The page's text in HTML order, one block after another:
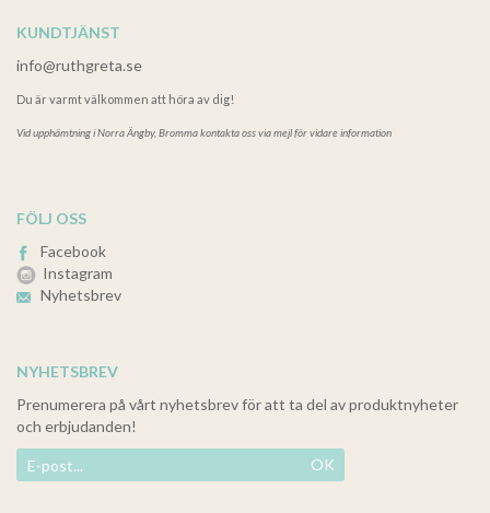
KUNDTJÄNST
info@ruthgreta.se
Du är varmt välkommen att höra av dig!
Vid upphämtning iNorra Ängby, Bromma kontakta oss via mejl för vidare information
FÖLJ OSS
Facebook
Instagram
Nyhetsbrev
NYHETSBREV
Prenumerera på vårt nyhetsbrev för att ta del av produktnyheter
och erbjudanden!
OK